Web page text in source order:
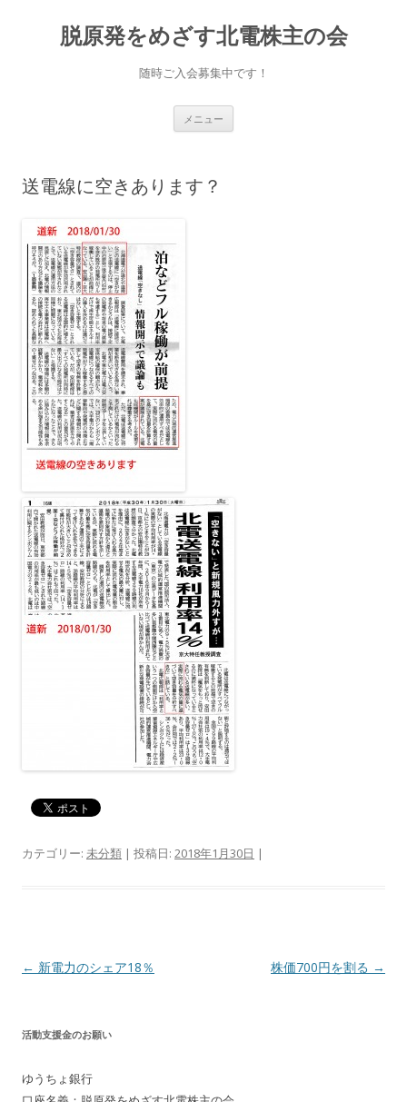
脱原発をめざす北電株主の会
随時ご入会募集中です！
メニュー
送電線に空きあります？
カテゴリー: 未分類 | 投稿日: 2018年1月30日 |
投
ビ
ー
← 新電力のシェア18％ 株価700円を割る →
活動支援金のお願い
ゆうちょ銀行